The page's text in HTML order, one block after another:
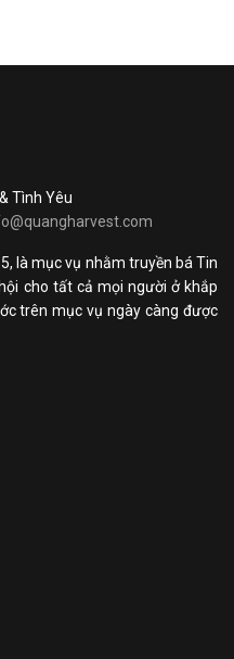
Tình Yêu
là mục vụ nhằm truyền bá Tin
cho tất cả mọi người ở khắp
trên mục vụ ngày càng được